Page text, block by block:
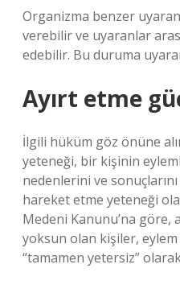
Organizma benzer
verebilir ve uyaranlar
edebilir. Bu duruma
Ayırt etme
İlgili hüküm göz önüne
yeteneği, bir kişinin
nedenlerini ve
hareket etme yeteneği
Medeni Kanunu’na göre,
yoksun olan kişiler, eylem
“tamamen yetersiz” olarak